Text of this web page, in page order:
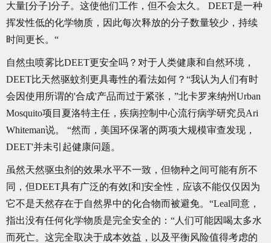
大量[分子]分子。这使他们工作，但不会太久。 DEET是一种
挥发性低的化学物质，因此每次释放的分子数量较少，持续
时间更长。“
自然虫喷雾比DEET更安全吗？对于人类健康和自然环境，
DEET比天然驱蚊剂更具毒性的看法如何？“我认为人们有时
会因使用所谓的'合成'产品而过于紧张，”北卡罗来纳州Urban
Mosquito项目夏洛特主任，疾病控制中心流行病学研究员Ari
Whiteman说。 “然而，美国环保署的两项大规模审查发现，
DEET'并未引起健康问题。
虽然天然驱虫剂的效果水平不一致，但物种之间可能有所不
同，但DEET具有广泛的有效[和]安全性，应该不能仅仅因为
它不是天然存在于自然界中的化合物而被避免。“Leal同意，
指出没有任何化学物质是完全安全的：“人们可能因喝太多水
而死亡。这完全取决于成本效益，以及平衡风险值得考虑的